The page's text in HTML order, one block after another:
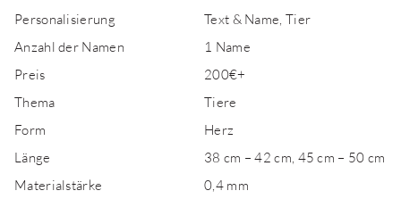
Personalisierung
Text & Name, Tier
Anzahl der Namen
1 Name
Preis
200€+
Thema
Tiere
Form
Herz
Länge
38 cm – 42 cm, 45 cm – 50 cm
Materialstärke
0,4 mm